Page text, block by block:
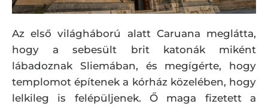
Az első világháború alatt Caruana meglátta,
hogy a sebesült brit katonák miként
lábadoznak Sliemában, és megígérte, hogy
templomot építenek a kórház közelében, hogy
lelkileg is felépüljenek. Ő maga fizetett a